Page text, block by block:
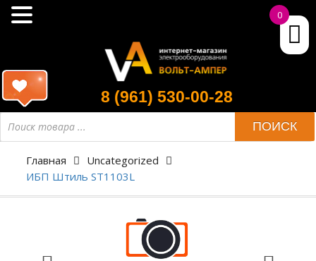
8 (961) 530-00-28
ПОИСК
Главная
Uncategorized
ИБП Штиль ST1103L
0